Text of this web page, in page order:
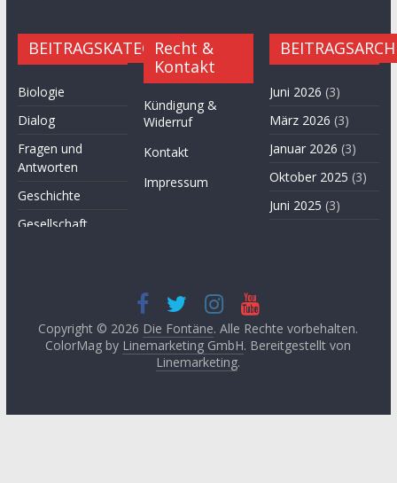
BEITRAGSKATEGORIEN
Biologie
Dialog
Fragen und
Antworten
Geschichte
Gesellschaft
Leitartikel von
Fethullah Gülen
Lyrik
Recht &
Kontakt
Kündigung &
Widerruf
Kontakt
Impressum
Juni 2026 (3)
März 2026 (3)
Januar 2026 (3)
Oktober 2025 (3)
Juni 2025 (3)
2024(3)
Juni 2024
April 2024(2)
Copyright © 2026 Die Fontäne. Alle Rechte vorbehalten.
ColorMag by Linemarketing GmbH. Bereitgestellt von
Linemarketing.